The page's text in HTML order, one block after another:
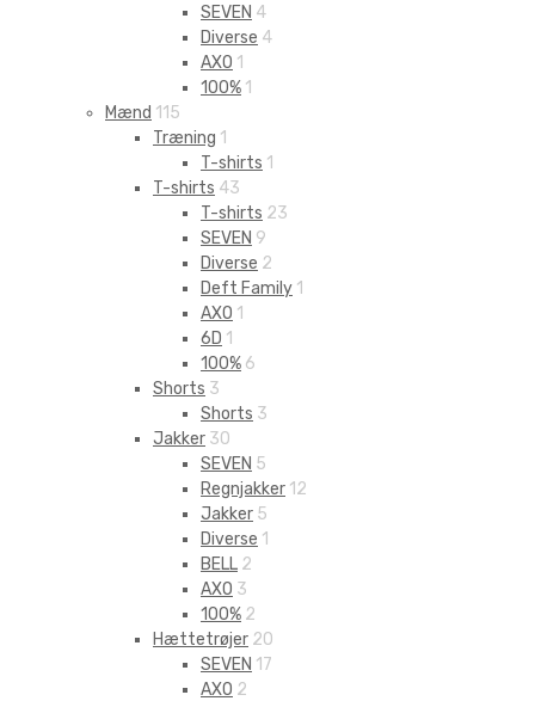
SEVEN 4
Diverse 4
AXO 1
100% 1
Mænd 115
Træning 1
T-shirts 1
T-shirts 43
T-shirts 23
SEVEN 9
Diverse 2
Deft Family 1
AXO 1
6D 1
100% 6
Shorts 3
Shorts 3
Jakker 30
SEVEN 5
Regnjakker 12
Jakker 5
Diverse 1
BELL 2
AXO 3
100% 2
Hættetrøjer 20
SEVEN 17
AXO 2